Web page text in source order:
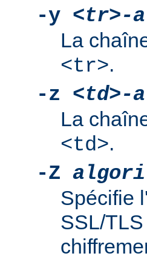
-y <tr>-
La
<tr>.
-z <td>-
La
<td>.
-Z
Spécifie
SSL/